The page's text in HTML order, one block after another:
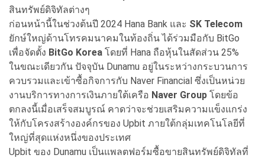
สินทรัพย์ดิจิทัลต่างๆ
ก่อนหน้านี้ในช่วงต้นปี 2024 Hana Bank และ SK Telecom
ยักษ์ใหญ่ด้านโทรคมนาคมในท้องถิ่น ได้ร่วมมือกับ BitGo
เพื่อจัดตั้ง BitGo Korea โดยที่ Hana ถือหุ้นในสัดส่วน 25%
ในขณะเดียวกัน ปัจจุบัน Dunamu อยู่ในระหว่างกระบวนการ
ควบรวมและเข้าซื้อกิจการกับ Naver Financial ซึ่งเป็นหน่วย
งานบริการทางการเงินภายใต้เครือ Naver Group โดยข้อ
ตกลงนี้เมื่อเสร็จสมบูรณ์ คาดว่าจะช่วยเสริมความแข็งแกร่ง
ให้กับโครงสร้างองค์กรของ Upbit ภายใต้กลุ่มเทคโนโลยีที่
ใหญ่ที่สุดแห่งหนึ่งของประเทศ
Upbit ของ Dunamu เป็นแพลตฟอร์มซื้อขายสินทรัพย์ดิจิทัลที่